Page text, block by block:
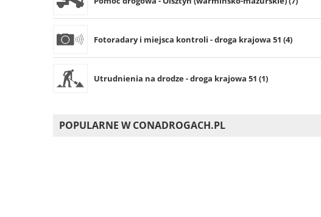
Fotoradary i miejsca kontroli - droga krajowa 51 (4)
Utrudnienia na drodze - droga krajowa 51 (1)
POPULARNE W CONADROGACH.PL